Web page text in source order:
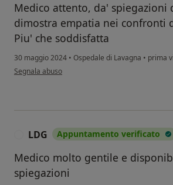
Medico attento, da' spiegazioni
dimostra empatia nei confronti
Piu' che soddisfatta
30 maggio 2024 • Ospedale di Lavagna • prima
secondo l'opinione dell'utente SP
Segnala abuso
LDG Appuntamento verificato
Medico molto gentile e
spiegazioni